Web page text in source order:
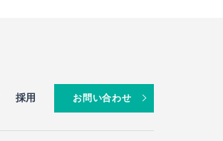
採用 お問い合わせ